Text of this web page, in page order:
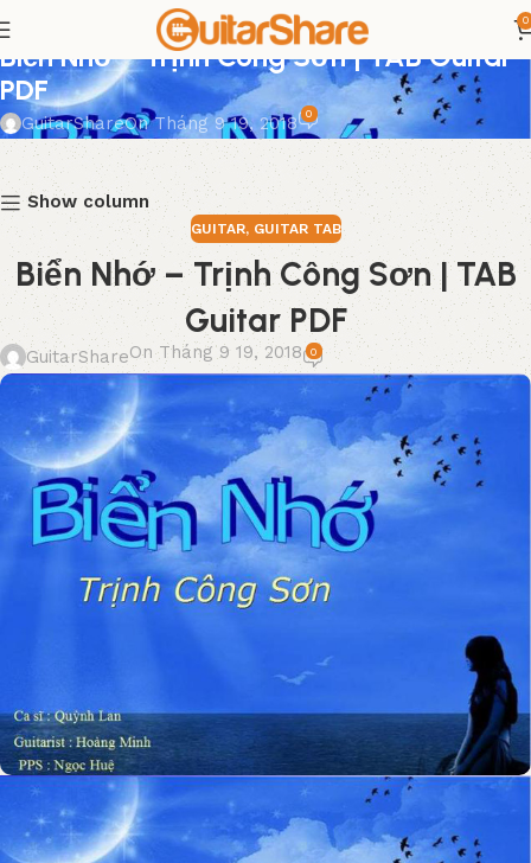
0
GUITAR
Biển Nhớ – Trịnh Công Sơn | TAB Guitar
PDF
GuitarShareOn Tháng 9 19, 2018 0
Show column
GUITAR, GUITAR TAB
Biển Nhớ – Trịnh Công Sơn | TAB
Guitar PDF
GuitarShareOn Tháng 9 19, 2018 0